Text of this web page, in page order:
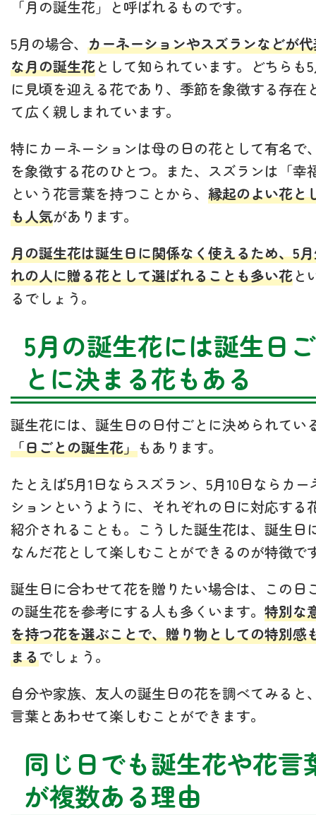
「月の誕生花」と呼ばれるものです。
5月の場合、 カーネーションやスズランなどが
な月の誕生花として知られています。どちらも
に見頃を迎える花であり、季節を象徴する存在
て広く親しまれています。
特にカーネーションは母の日の花として有名で
を象徴する花のひとつ。また、スズランは「幸
という花言葉を持つことから、 縁起のよい花と
も人気があります。
月の誕生花は誕生日に関係なく使えるため、5
れの人に贈る花として選ばれることも多い花と
るでしょう。
5月の誕生花には誕生日ご
とに決まる花もある
誕生花には、誕生日の日付ごとに決められてい
「日ごとの誕生花」もあります。
たとえば5月1日ならスズラン、5月10日ならカー
ションというように、それぞれの日に対応する
紹介されることも。こうした誕生花は、誕生日
なんだ花として楽しむことができるのが特徴で
誕生日に合わせて花を贈りたい場合は、この日
の誕生花を参考にする人も多くいます。 特別な
を持つ花を選ぶことで、贈り物としての特別感
まるでしょう。
自分や家族、友人の誕生日の花を調べてみると
言葉とあわせて楽しむことができます。
同じ日でも誕生花や花言
が複数ある理由